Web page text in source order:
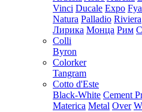
Vinci Ducale Expo
Natura Palladio Riviera
Лирика Монца Рим
Colli
Byron
Colorker
Tangram
Cotto d'Este
Black-White Cement
Materica Metal Over